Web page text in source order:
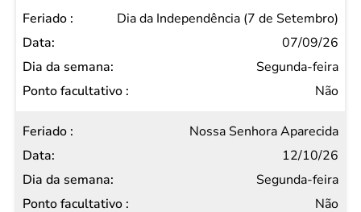
Dia da Independência (7 de Setembro)
07/09/26
Segunda-feira
Não
Nossa Senhora Aparecida
12/10/26
Segunda-feira
Não